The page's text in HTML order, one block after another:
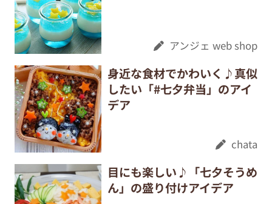
アンジェ web shop
身近な食材でかわいく♪真似
したい「#七夕弁当」のアイ
デア
chata
目にも楽しい♪「七夕そうめ
ん」の盛り付けアイデア